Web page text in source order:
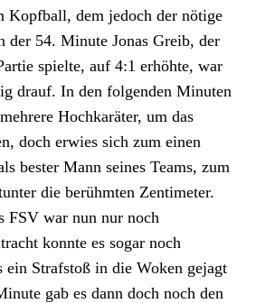
Kopfball, dem jedoch der nötige
der 54. Minute Jonas Greib, der
spielte, auf 4:1 erhöhte, war
drauf. In den folgenden Minuten
Hochkaräter, um das
doch erwies sich zum einen
bester Mann seines Teams, zum
die berühmten Zentimeter.
FSV war nun nur noch
konnte es sogar noch
ein Strafstoß in die Woken gejagt
gab es dann doch noch den